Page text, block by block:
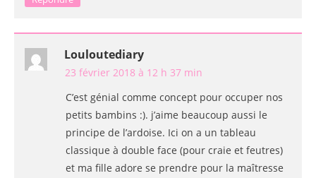
Louloutediary
23 février 2018 à 12 h 37 min
C’est génial comme concept pour occuper nos
petits bambins :). j’aime beaucoup aussi le
principe de l’ardoise. Ici on a un tableau
classique à double face (pour craie et feutres)
et ma fille adore se prendre pour la maîtresse